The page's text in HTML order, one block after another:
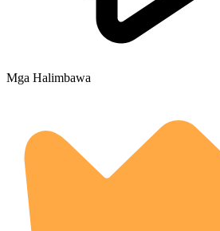
Mga Halimbawa